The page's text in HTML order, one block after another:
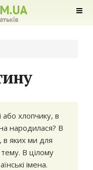
або хлопчику, в
народилася? В
в яких ми для
В цілому
імена.